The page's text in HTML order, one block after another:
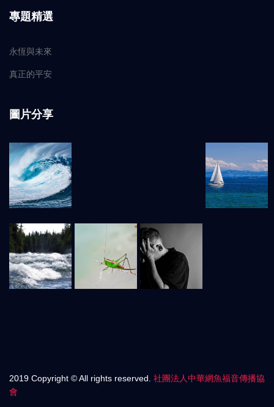
專題精選
永恆與未來
真正的平安
圖片分享
2019 Copyright © All rights reserved. 社團法人中華網魚福音傳播協
會